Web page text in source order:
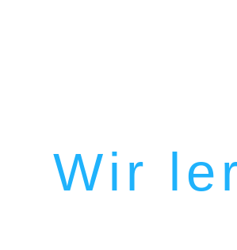
Wir